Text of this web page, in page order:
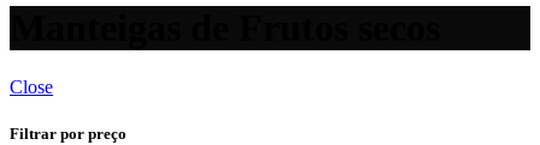
Close
Filtrar por preço